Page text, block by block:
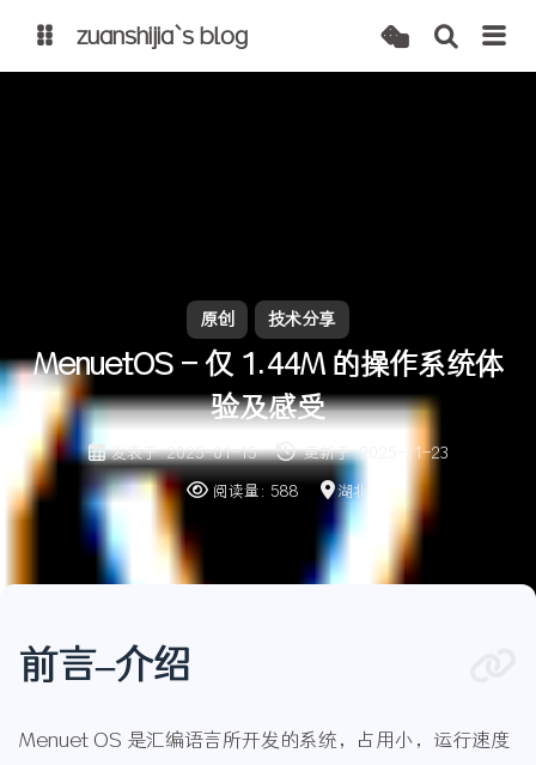
zuanshijia`s blog
原创 技术分享
MenuetOS - 仅 1.44M 的操作系统体
验及感受
发表于 2025-01-15 更新于 2025-11-23
阅读量: 588 湖北
前言–介绍
Menuet OS 是汇编语言所开发的系统，占用小，运行速度